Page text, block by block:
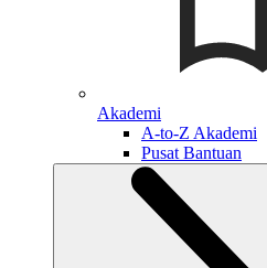
Akademi
A-to-Z Akademi
Pusat Bantuan